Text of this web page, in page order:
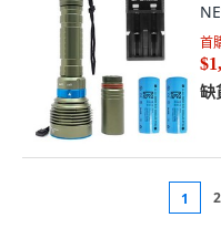
首
缺
1 2